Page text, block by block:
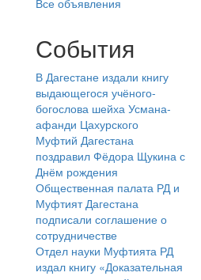
Все объявления
События
В Дагестане издали книгу
выдающегося учёного-
богослова шейха Усмана-
афанди Цахурского
Муфтий Дагестана
поздравил Фёдора Щукина с
Днём рождения
Общественная палата РД и
Муфтият Дагестана
подписали соглашение о
сотрудничестве
Отдел науки Муфтията РД
издал книгу «Доказательная